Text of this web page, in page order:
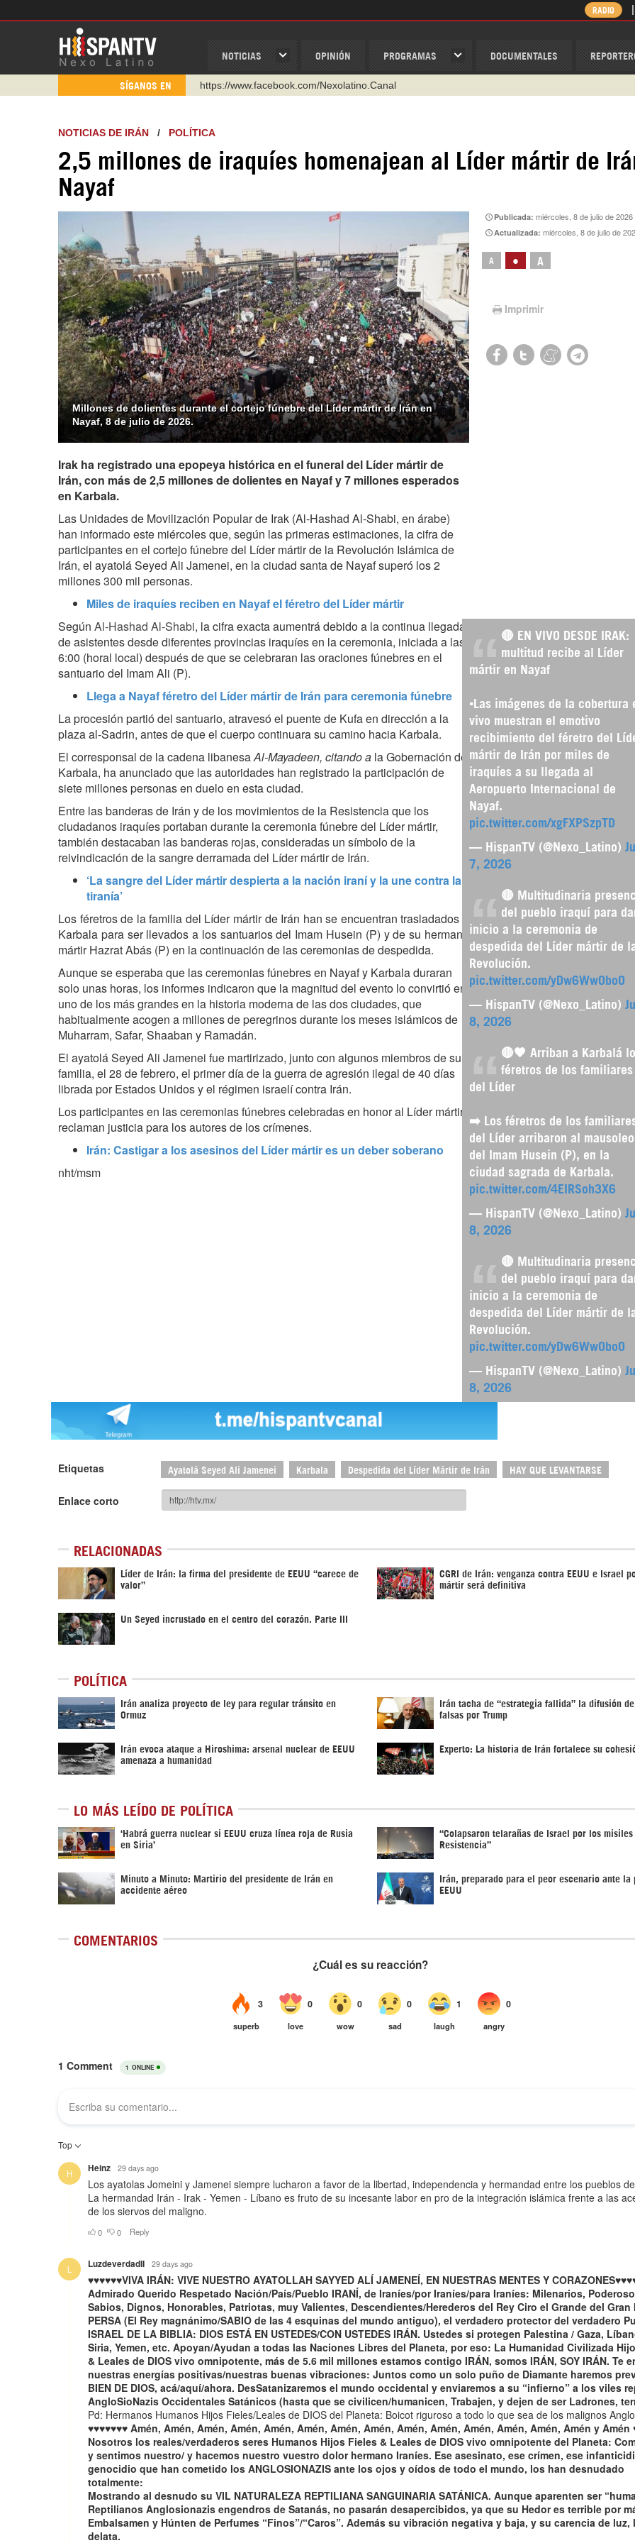
NOTICIAS OPINIÓN PROGRAMAS DOCUMENTALES
RADIO
SÍGANOS EN
https://www.youtube.com/@nexo_latino
https://t.me/hispantvcanal
https://urmedium.com/c/hispantv
WhatsApp y Viber: +98 921 79 29 404
https://www.facebook.com/Nexolatino.Canal
NOTICIAS DE IRÁN / POLÍTICA
2,5 millones de iraquíes homenajean al Líder mártir de
Nayaf
Millones de dolientes durante el cortejo fúnebre del Líder mártir de Irán en
Nayaf, 8 de julio de 2026.
Publicada:miércoles, 8 de julio de 2026
Actualizada:miércoles, 8 de julio de
A • A
Imprimir
Irak ha registrado una epopeya histórica en el funeral del Líder mártir de
Irán, con más de 2,5 millones de dolientes en Nayaf y 7 millones esperados
en Karbala.
Las Unidades de Movilización Popular de Irak (Al-Hashad Al-Shabi, en árabe)
han informado este miércoles que, según las primeras estimaciones, la cifra de
participantes en el cortejo fúnebre del Líder mártir de la Revolución Islámica de
Irán, el ayatolá Seyed Ali Jamenei, en la ciudad santa de Nayaf superó los 2
millones 300 mil personas.
Miles de iraquíes reciben en Nayaf el féretro del Líder mártir
🔴 EN VIVO DESDE IRAK:
multitud recibe al Líder
mártir en Nayaf
▪️Las imágenes de la cobertura
vivo muestran el emotivo
recibimiento del féretro del
mártir de Irán por miles de
iraquíes a su llegada al
Aeropuerto Internacional de
Nayaf.
pic.twitter.com/xgFXPSzpTD
— HispanTV (@Nexo_Latino)
7, 2026
Según Al-Hashad Al-Shabi, la cifra exacta aumentrá debido a la continua llegada
de asistentes desde diferentes provincias iraquíes en la ceremonia, iniciada a las
6:00 (horal local) después de que se celebraran las oraciones fúnebres en el
santuario del Imam Ali (P).
Llega a Nayaf féretro del Líder mártir de Irán para ceremonia fúnebre
La procesión partió del santuario, atravesó el puente de Kufa en dirección a la
plaza al-Sadrin, antes de que el cuerpo continuara su camino hacia Karbala.
🔴 Multitudinaria
del pueblo iraquí para
inicio a la ceremonia de
despedida del Líder mártir de
Revolución.
pic.twitter.com/yDw6WwOboO
— HispanTV (@Nexo_Latino)
8, 2026
El corresponsal de la cadena libanesaAl-Mayadeen, citando a la Gobernación de
Karbala, ha anunciado que las autoridades han registrado la participación de
siete millones personas en duelo en esta ciudad.
Entre las banderas de Irán y de los movimientos de la Resistencia que los
ciudadanos iraquíes portaban durante la ceremonia fúnebre del Líder mártir,
también destacaban las banderas rojas, consideradas un símbolo de la
reivindicación de la sangre derramada del Líder mártir de Irán.
‘La sangre del Líder mártir despierta a la nación iraní y la une contra la
tiranía’
Los féretros de la familia del Líder mártir de Irán han se encuentran trasladados a
Karbala para ser llevados a los santuarios del Imam Husein (P) y de su hermano
mártir Hazrat Abás (P) en la continuación de las ceremonias de despedida.
🔴🖤 Arriban a Karbalá
féretros de los familiares
del Líder
➡️ Los féretros de los
del Líder arribaron al mausoleo
del Imam Husein (P), en la
ciudad sagrada de Karbala.
pic.twitter.com/4EIRSoh3X6
— HispanTV (@Nexo_Latino)
8, 2026
Aunque se esperaba que las ceremonias fúnebres en Nayaf y Karbala duraran
solo unas horas, los informes indicaron que la magnitud del evento lo convirtió en
uno de los más grandes en la historia moderna de las dos ciudades, que
habitualmente acogen a millones de peregrinos durante los meses islámicos de
Muharram, Safar, Shaaban y Ramadán.
El ayatolá Seyed Ali Jamenei fue martirizado, junto con algunos miembros de su
familia, el 28 de febrero, el primer día de la guerra de agresión ilegal de 40 días
librada por Estados Unidos y el régimen israelí contra Irán.
🔴 Multitudinaria
del pueblo iraquí para
inicio a la ceremonia de
despedida del Líder mártir de
Revolución.
pic.twitter.com/yDw6WwOboO
— HispanTV (@Nexo_Latino)
8, 2026
Los participantes en las ceremonias fúnebres celebradas en honor al Líder mártir
reclaman justicia para los autores de los crímenes.
Irán: Castigar a los asesinos del Líder mártir es un deber soberano
nht/msm
Etiquetas Ayatolá Seyed Ali Jamenei Karbala Despedida del Líder Mártir de Irán HAY QUE LEVANTARSE
Enlace corto
RELACIONADAS
Líder de Irán: la firma del presidente de EEUU “carece de
valor”
CGRI de Irán: venganza contra EEUU e Israel
mártir será definitiva
Un Seyed incrustado en el centro del corazón. Parte III
POLÍTICA
Irán analiza proyecto de ley para regular tránsito en
Ormuz
Irán tacha de “estrategia fallida” la difusión
falsas por Trump
Irán evoca ataque a Hiroshima: arsenal nuclear de EEUU
amenaza a humanidad
Experto: La historia de Irán fortalece su
LO MÁS LEÍDO DE POLÍTICA
‎‘Habrá guerra nuclear si EEUU cruza línea roja de Rusia
en Siria’‎
“Colapsaron telarañas de Israel por los misiles
Resistencia”
Minuto a Minuto: Martirio del presidente de Irán en
accidente aéreo
Irán, preparado para el peor escenario ante la
EEUU
COMENTARIOS